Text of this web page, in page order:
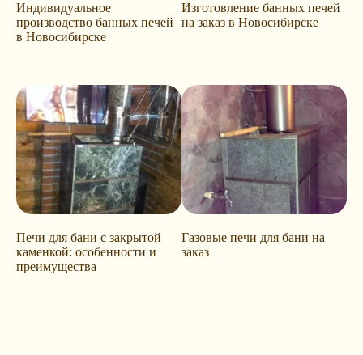
Индивидуальное
производство банных печей
в Новосибирске
Изготовление банных печей
на заказ в Новосибирске
Печи для бани с закрытой
каменкой: особенности и
преимущества
Газовые печи для бани на
заказ